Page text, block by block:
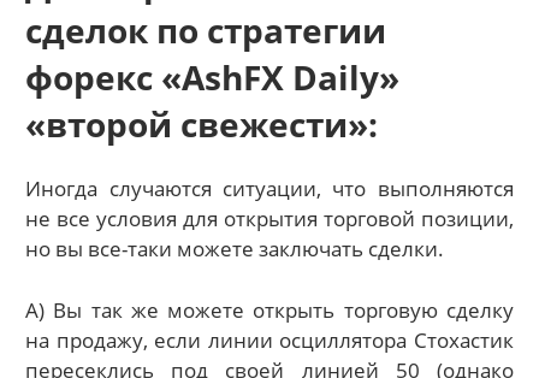
сделок по стратегии
форекс «AshFX Daily»
«второй свежести»:
Иногда случаются ситуации, что выполняются
не все условия для открытия торговой позиции,
но вы все-таки можете заключать сделки.
А) Вы так же можете открыть торговую сделку
на продажу, если линии осциллятора Стохастик
пересеклись под своей линией 50 (однако